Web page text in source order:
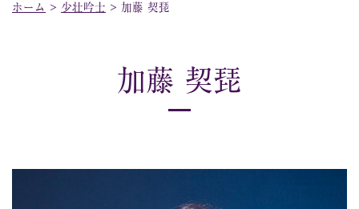
ホーム > 少壮吟士 > 加藤 契琵
加藤 契琵